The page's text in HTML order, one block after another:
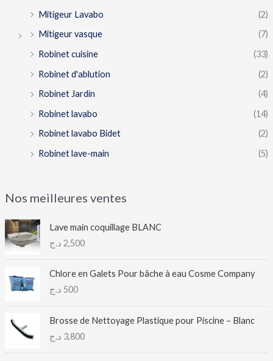
Mitigeur Lavabo
(2)
Mitigeur vasque
(7)
Robinet cuisine
(33)
Robinet d'ablution
(2)
Robinet Jardin
(4)
Robinet lavabo
(14)
Robinet lavabo Bidet
(2)
Robinet lave-main
(5)
Nos meilleures ventes
Lave main coquillage BLANC
2,500 د.ج
Chlore en Galets Pour bâche à eau Cosme Company
500 د.ج
Brosse de Nettoyage Plastique pour Piscine – Blanc
3,800 د.ج